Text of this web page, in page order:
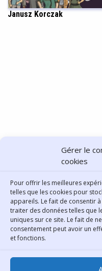
Gérer le
cookies
Pour offrir les meilleures
telles que les cookies pour
appareils. Le fait de consentir
traiter des données telles que
uniques sur ce site. Le fait de
consentement peut avoir un
et fonctions.
Janusz Korczak
PARTAGER CET